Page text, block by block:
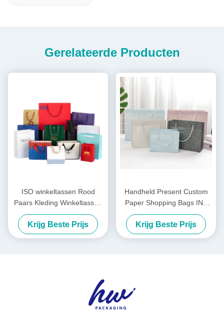
Gerelateerde Producten
ISO winkeltassen Rood
Paars Kleding Winkeltassen
Logo Custom
Krijg Beste Prijs
Handheld Present Custom
Paper Shopping Bags INS
stijl verjaardag cadeautag
Krijg Beste Prijs